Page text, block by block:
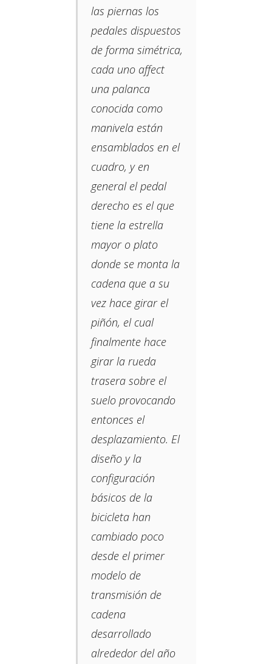
las piernas los
pedales dispuestos
de forma simétrica,
cada uno affect
una palanca
conocida como
manivela están
ensamblados en el
cuadro, y en
general el pedal
derecho es el que
tiene la estrella
mayor o plato
donde se monta la
cadena que a su
vez hace girar el
piñón, el cual
finalmente hace
girar la rueda
trasera sobre el
suelo provocando
entonces el
desplazamiento. El
diseño y la
configuración
básicos de la
bicicleta han
cambiado poco
desde el primer
modelo de
transmisión de
cadena
desarrollado
alrededor del año